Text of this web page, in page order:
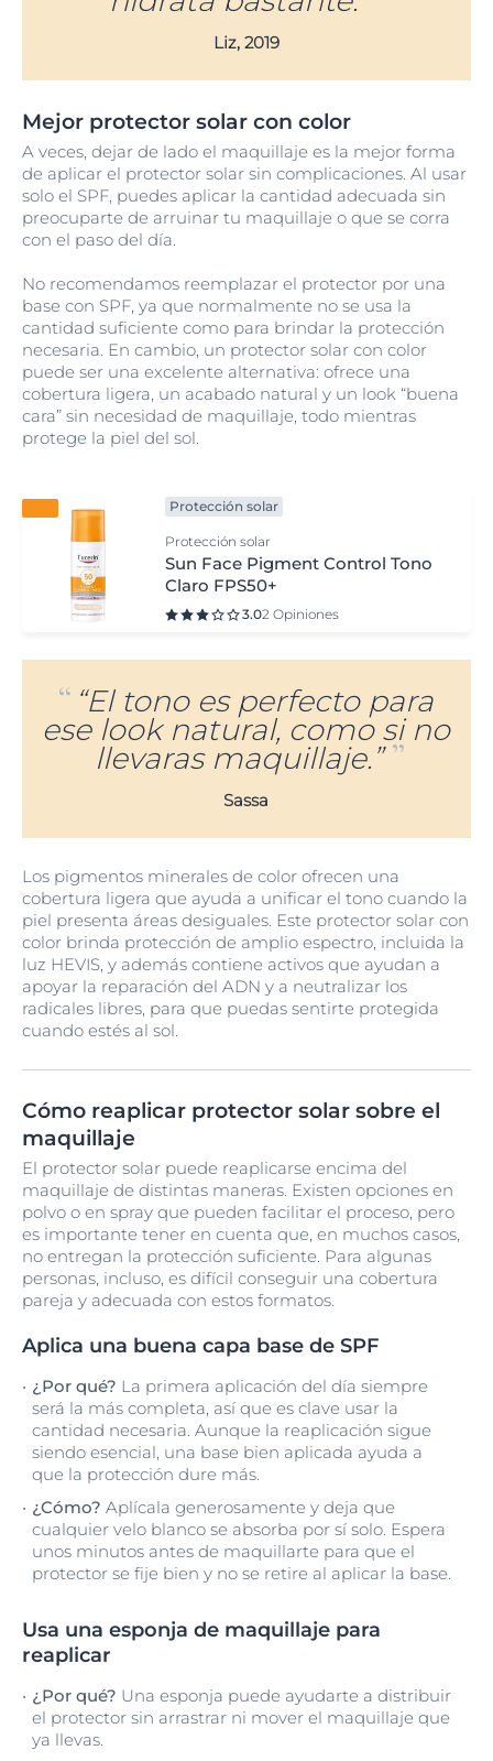
Liz, 2019
Mejor protector solar con color
A veces, dejar de lado el maquillaje es la mejor forma
de aplicar el protector solar sin complicaciones. Al usar
solo el SPF, puedes aplicar la cantidad adecuada sin
preocuparte de arruinar tu maquillaje o que se corra
con el paso del día.
No recomendamos reemplazar el protector por una
base con SPF, ya que normalmente no se usa la
cantidad suficiente como para brindar la protección
necesaria. En cambio, un protector solar con color
puede ser una excelente alternativa: ofrece una
cobertura ligera, un acabado natural y un look “buena
cara” sin necesidad de maquillaje, todo mientras
protege la piel del sol.
Protección solar
Protección solar
Sun Face Pigment Control Tono
Claro FPS50+
3.02 Opiniones
“El tono es perfecto para
ese look natural, como si no
llevaras maquillaje.”
Sassa
Los pigmentos minerales de color ofrecen una
cobertura ligera que ayuda a unificar el tono cuando la
piel presenta áreas desiguales. Este protector solar con
color brinda protección de amplio espectro, incluida la
luz HEVIS, y además contiene activos que ayudan a
apoyar la reparación del ADN y a neutralizar los
radicales libres, para que puedas sentirte protegida
cuando estés al sol.
Cómo reaplicar protector solar sobre el
maquillaje
El protector solar puede reaplicarse encima del
maquillaje de distintas maneras. Existen opciones en
polvo o en spray que pueden facilitar el proceso, pero
es importante tener en cuenta que, en muchos casos,
no entregan la protección suficiente. Para algunas
personas, incluso, es difícil conseguir una cobertura
pareja y adecuada con estos formatos.
Aplica una buena capa base de SPF
¿Por qué? La primera aplicación del día siempre
será la más completa, así que es clave usar la
cantidad necesaria. Aunque la reaplicación sigue
siendo esencial, una base bien aplicada ayuda a
que la protección dure más.
¿Cómo? Aplícala generosamente y deja que
cualquier velo blanco se absorba por sí solo. Espera
unos minutos antes de maquillarte para que el
protector se fije bien y no se retire al aplicar la base.
Usa una esponja de maquillaje para
reaplicar
¿Por qué? Una esponja puede ayudarte a distribuir
el protector sin arrastrar ni mover el maquillaje que
ya llevas.